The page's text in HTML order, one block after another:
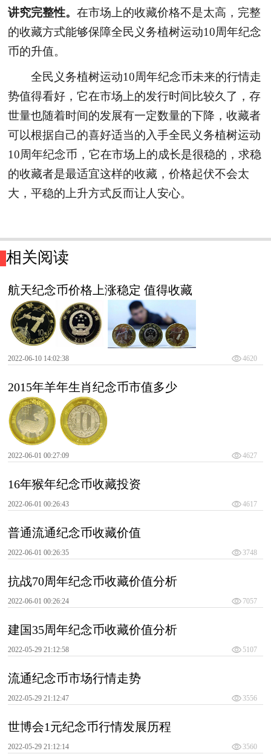
讲究完整性。在市场上的收藏价格不是太高，完整
的收藏方式能够保障全民义务植树运动10周年纪念
币的升值。
全民义务植树运动10周年纪念币未来的行情走
势值得看好，它在市场上的发行时间比较久了，存
世量也随着时间的发展有一定数量的下降，收藏者
可以根据自己的喜好适当的入手全民义务植树运动
10周年纪念币，它在市场上的成长是很稳的，求稳
的收藏者是最适宜这样的收藏，价格起伏不会太
大，平稳的上升方式反而让人安心。
相关阅读
航天纪念币价格上涨稳定 值得收藏
2022-06-10 14:02:38 4620
2015年羊年生肖纪念币市值多少
2022-06-01 00:27:09 4627
16年猴年纪念币收藏投资
2022-06-01 00:26:43 4617
普通流通纪念币收藏价值
2022-06-01 00:26:35 3748
抗战70周年纪念币收藏价值分析
2022-06-01 00:26:24 7057
建国35周年纪念币收藏价值分析
2022-05-29 21:12:58 5107
流通纪念币市场行情走势
2022-05-29 21:12:47 3556
世博会1元纪念币行情发展历程
2022-05-29 21:12:14 3560